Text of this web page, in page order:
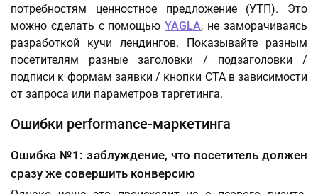
потребностям ценностное предложение (УТП). Это
можно сделать с помощьюYAGLA, не заморачиваясь
разработкой кучи лендингов. Показывайте разным
посетителям разные заголовки / подзаголовки /
подписи к формам заявки / кнопки CTA в зависимости
от запроса или параметров таргетинга.
Ошибки performance-маркетинга
Ошибка №1: заблуждение, что посетитель должен
сразу же совершить конверсию